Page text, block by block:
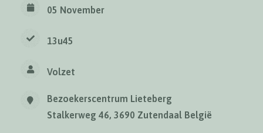
05 November
13u45
Volzet
Bezoekerscentrum Lieteberg
Stalkerweg 46, 3690 Zutendaal België